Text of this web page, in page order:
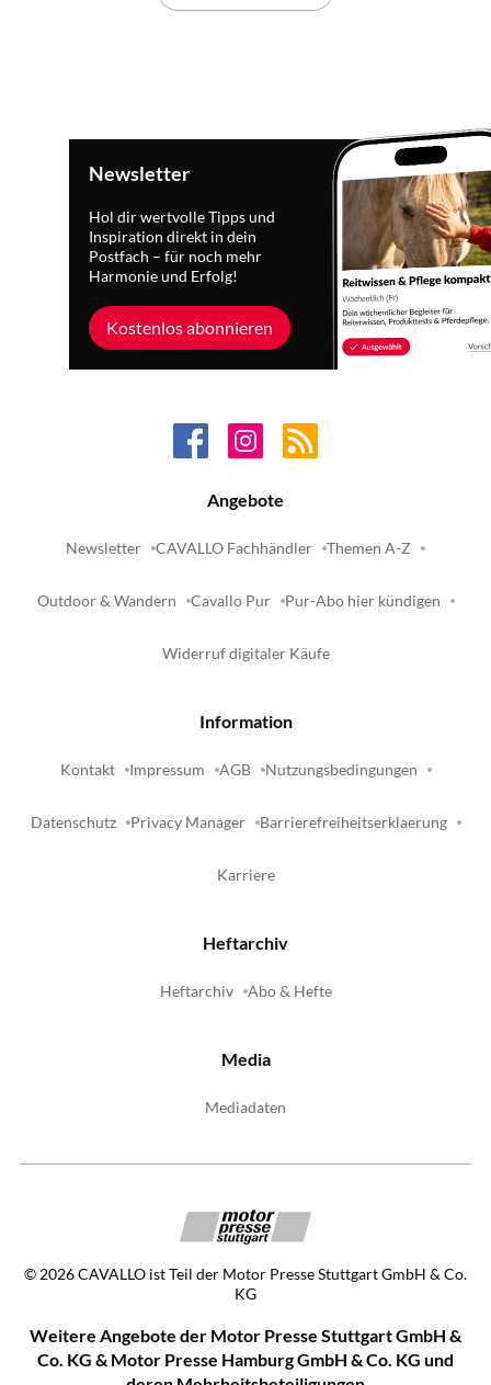
Newsletter
Hol dir wertvolle Tipps und
Inspiration direkt in dein
Postfach – für noch mehr
Harmonie und Erfolg!
Kostenlos abonnieren
Angebote
Newsletter CAVALLO Fachhändler Themen A-Z
Outdoor & Wandern Cavallo Pur Pur-Abo hier kündigen
Widerruf digitaler Käufe
Information
Kontakt Impressum AGB Nutzungsbedingungen
Datenschutz Privacy Manager Barrierefreiheitserklaerung
Karriere
Heftarchiv
Heftarchiv Abo & Hefte
Media
Mediadaten
© 2026CAVALLO ist Teil der Motor Presse Stuttgart GmbH & Co.
KG
Weitere Angebote der Motor Presse Stuttgart GmbH &
Co. KG & Motor Presse Hamburg GmbH & Co. KG und